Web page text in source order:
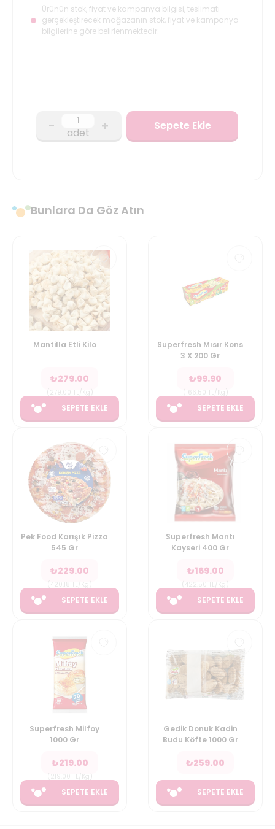
Ürünün stok, fiyat ve kampanya bilgisi, teslimatı
gerçekleştirecek mağazanın stok, fiyat ve kampanya
bilgilerine göre belirlenmektedir.
- adet + Sepete Ekle
Bunlara Da Göz Atın
Mantilla Etli Kilo
₺279.00
SEPETE EKLE
Superfresh Mısır Kons
3 X 200 Gr
₺99.90
SEPETE EKLE
Pek Food Karışık Pizza
545 Gr
₺229.00
SEPETE EKLE
Superfresh Mantı
Kayseri 400 Gr
₺169.00
SEPETE EKLE
Superfresh Milfoy
1000 Gr
₺219.00
SEPETE EKLE
Gedik Donuk Kadin
Budu Köfte 1000 Gr
₺259.00
SEPETE EKLE